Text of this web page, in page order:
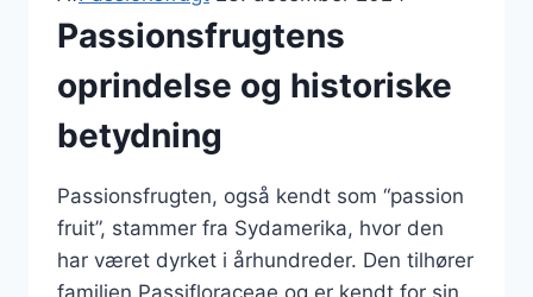
Passionsfrugtens
oprindelse og historiske
betydning
Passionsfrugten, også kendt som “passion
fruit”, stammer fra Sydamerika, hvor den
har været dyrket i århundreder. Den tilhører
familien Passifloraceae og er kendt for sin